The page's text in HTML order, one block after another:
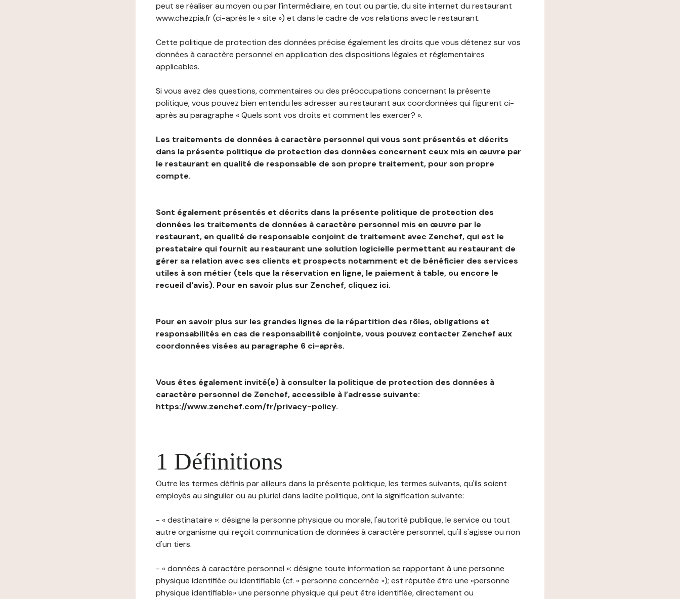
peut se réaliser au moyen ou par l’intermédiaire, en tout ou partie, du site internet du restaurant
www.chezpia.fr (ci-après le « site ») et dans le cadre de vos relations avec le restaurant.
Cette politique de protection des données précise également les droits que vous détenez sur vos
données à caractère personnel en application des dispositions légales et réglementaires
applicables.
Si vous avez des questions, commentaires ou des préoccupations concernant la présente
politique, vous pouvez bien entendu les adresser au restaurant aux coordonnées qui figurent ci-
après au paragraphe « Quels sont vos droits et comment les exercer? ».
Les traitements de données à caractère personnel qui vous sont présentés et décrits
dans la présente politique de protection des données concernent ceux mis en œuvre par
le restaurant en qualité de responsable de son propre traitement, pour son propre
compte.
Sont également présentés et décrits dans la présente politique de protection des
données les traitements de données à caractère personnel mis en œuvre par le
restaurant, en qualité de responsable conjoint de traitement avec Zenchef, qui est le
prestataire qui fournit au restaurant une solution logicielle permettant au restaurant de
gérer sa relation avec ses clients et prospects notamment et de bénéficier des services
utiles à son métier (tels que la réservation en ligne, le paiement à table, ou encore le
recueil d'avis). Pour en savoir plus sur Zenchef, cliquez ici.
Pour en savoir plus sur les grandes lignes de la répartition des rôles, obligations et
responsabilités en cas de responsabilité conjointe, vous pouvez contacter Zenchef aux
coordonnées visées au paragraphe 6 ci-après.
Vous êtes également invité(e) à consulter la politique de protection des données à
caractère personnel de Zenchef, accessible à l’adresse suivante:
https://www.zenchef.com/fr/privacy-policy.
1 Définitions
Outre les termes définis par ailleurs dans la présente politique, les termes suivants, qu'ils soient
employés au singulier ou au pluriel dans ladite politique, ont la signification suivante:
- « destinataire »: désigne la personne physique ou morale, l'autorité publique, le service ou tout
autre organisme qui reçoit communication de données à caractère personnel, qu'il s'agisse ou non
d'un tiers.
- « données à caractère personnel »: désigne toute information se rapportant à une personne
physique identifiée ou identifiable (cf. « personne concernée »); est réputée être une «personne
physique identifiable» une personne physique qui peut être identifiée, directement ou